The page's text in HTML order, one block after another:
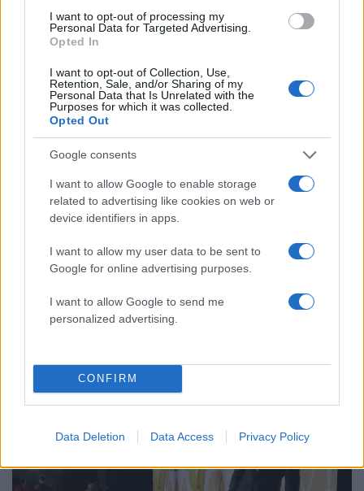
I want to opt-out of processing my
Personal Data for Targeted Advertising.
Opted In
I want to opt-out of Collection, Use,
Retention, Sale, and/or Sharing of my
Personal Data that Is Unrelated with the
Purposes for which it was collected.
Opted Out
Google consents
I want to allow Google to enable storage
related to advertising like cookies on web or
device identifiers in apps.
I want to allow my user data to be sent to
Google for online advertising purposes.
I want to allow Google to send me
personalized advertising.
CONFIRM
Data Deletion Data Access Privacy Policy
05:53 05.03.18
Oscars 2018: Η
θλιμμένη αφιέρωση
Όσκαρ Β γυναικείου
ρόλου
Η γκάφα τους
στοιχειώνει! Κίμελ
κακού, περιμένετε
λίγο πριν σηκωθείτε…